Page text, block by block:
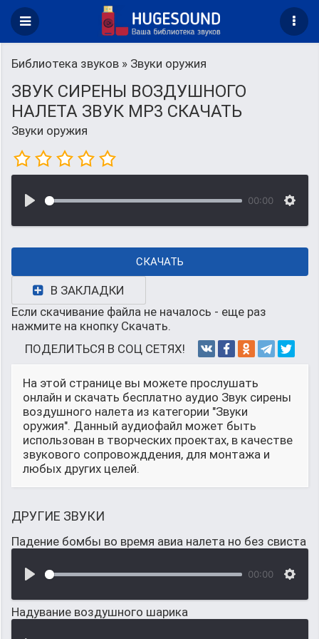
Библиотека звуков » Звуки оружия
ЗВУК СИРЕНЫ ВОЗДУШНОГО
НАЛЕТА ЗВУК MP3 СКАЧАТЬ
Звуки оружия
00:00
СКАЧАТЬ
В ЗАКЛАДКИ
Если скачивание файла не началось - еще раз
нажмите на кнопку Скачать.
ПОДЕЛИТЬСЯ В СОЦ СЕТЯХ!
На этой странице вы можете прослушать
онлайн и скачать бесплатно аудио Звук сирены
воздушного налета из категории "Звуки
оружия". Данный аудиофайл может быть
использован в творческих проектах, в качестве
звукового сопровожддения, для монтажа и
любых других целей.
ДРУГИЕ ЗВУКИ
Падение бомбы во время авиа налета но без свиста
00:00
Надувание воздушного шарика